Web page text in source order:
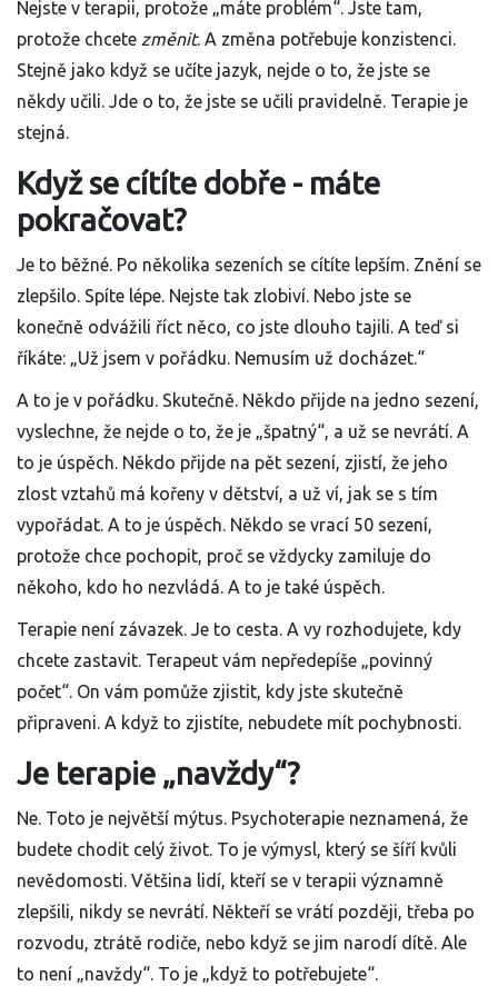
Nejste v terapii, protože „máte problém“. Jste tam,
protože chcete změnit. A změna potřebuje konzistenci.
Stejně jako když se učíte jazyk, nejde o to, že jste se
někdy učili. Jde o to, že jste se učili pravidelně. Terapie je
stejná.
Když se cítíte dobře - máte
pokračovat?
Je to běžné. Po několika sezeních se cítíte lepším. Znění se
zlepšilo. Spíte lépe. Nejste tak zlobiví. Nebo jste se
konečně odvážili říct něco, co jste dlouho tajili. A teď si
říkáte: „Už jsem v pořádku. Nemusím už docházet.“
A to je v pořádku. Skutečně. Někdo přijde na jedno sezení,
vyslechne, že nejde o to, že je „špatný“, a už se nevrátí. A
to je úspěch. Někdo přijde na pět sezení, zjistí, že jeho
zlost vztahů má kořeny v dětství, a už ví, jak se s tím
vypořádat. A to je úspěch. Někdo se vrací 50 sezení,
protože chce pochopit, proč se vždycky zamiluje do
někoho, kdo ho nezvládá. A to je také úspěch.
Terapie není závazek. Je to cesta. A vy rozhodujete, kdy
chcete zastavit. Terapeut vám nepředepíše „povinný
počet“. On vám pomůže zjistit, kdy jste skutečně
připraveni. A když to zjistíte, nebudete mít pochybnosti.
Je terapie „navždy“?
Ne. Toto je největší mýtus. Psychoterapie neznamená, že
budete chodit celý život. To je výmysl, který se šíří kvůli
nevědomosti. Většina lidí, kteří se v terapii významně
zlepšili, nikdy se nevrátí. Někteří se vrátí později, třeba po
rozvodu, ztrátě rodiče, nebo když se jim narodí dítě. Ale
to není „navždy“. To je „když to potřebujete“.